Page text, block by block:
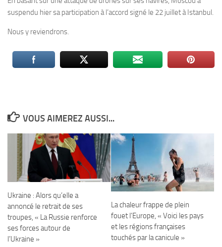
suspendu hier sa participation à l’accord signé le 22 juillet à Istanbul.
Nous y reviendrons.
VOUS AIMEREZ AUSSI...
Ukraine : Alors qu’elle a
annoncé le retrait de ses
troupes, « La Russie renforce
ses forces autour de
l’Ukraine »
La chaleur frappe de plein
fouet l’Europe, « Voici les pays
et les régions françaises
touchés par la canicule »